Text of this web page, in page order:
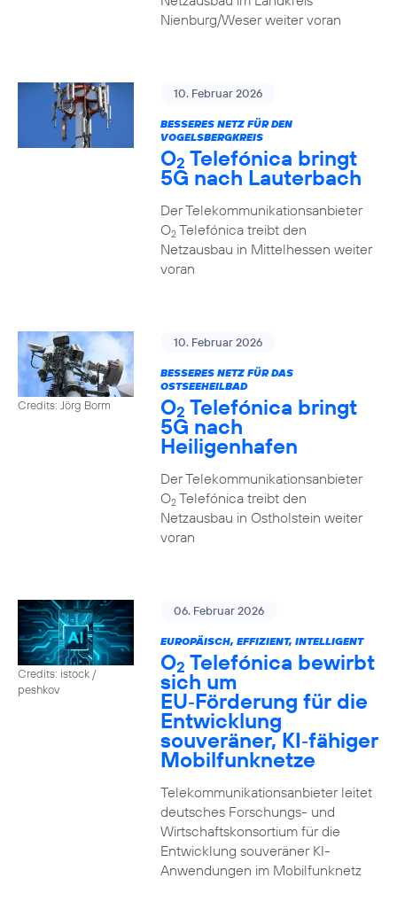
Nienburg/Weser weiter voran
10. Februar 2026
BESSERES NETZ FÜR DEN
VOGELSBERGKREIS
O2 Telefónica bringt
5G nach Lauterbach
Der Telekommunikationsanbieter
O2Telefónica treibt den
Netzausbau in Mittelhessen weiter
voran
Credits: Jörg Borm
10. Februar 2026
BESSERES NETZ FÜR DAS
OSTSEEHEILBAD
O2 Telefónica bringt
5G nach
Heiligenhafen
Der Telekommunikationsanbieter
O2Telefónica treibt den
Netzausbau in Ostholstein weiter
voran
Credits: istock /
peshkov
06. Februar 2026
EUROPÄISCH, EFFIZIENT, INTELLIGENT
O2 Telefónica bewirbt
sich um
EU‑Förderung für die
Entwicklung
souveräner, KI‑fähiger
Mobilfunknetze
Telekommunikationsanbieter leitet
deutsches Forschungs- und
Wirtschaftskonsortium für die
Entwicklung souveräner KI-
Anwendungen im Mobilfunknetz